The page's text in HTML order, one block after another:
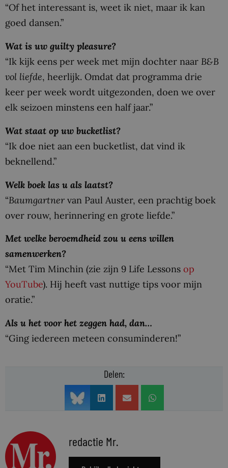
“Of het interessant is, weet ik niet, maar ik kan
goed dansen.”
Wat is uw guilty pleasure?
“Ik kijk eens per week met mijn dochter naar B&B
vol liefde, heerlijk. Omdat dat programma drie
keer per week wordt uitgezonden, doen we over
elk seizoen minstens een half jaar.”
Wat staat op uw bucketlist?
“Ik doe niet aan een bucketlist, dat vind ik
beknellend.”
Welk boek las u als laatst?
“Baumgartner van Paul Auster, een prachtig boek
over rouw, herinnering en grote liefde.”
Met welke beroemdheid zou u eens willen
samenwerken?
“Met Tim Minchin (zie zijn 9 Life Lessons op
YouTube). Hij heeft vast nuttige tips voor mijn
oratie.”
Als u het voor het zeggen had, dan…
“Ging iedereen meteen consuminderen!”
Delen:
redactie Mr.